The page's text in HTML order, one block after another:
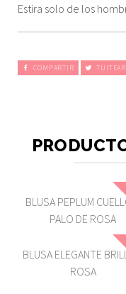
Estira solo de los
COMPARTIR TUITEAR
BLUSA PEPLUM
PALO DE ROSA
BLUSA ELEGANTE
ROSA